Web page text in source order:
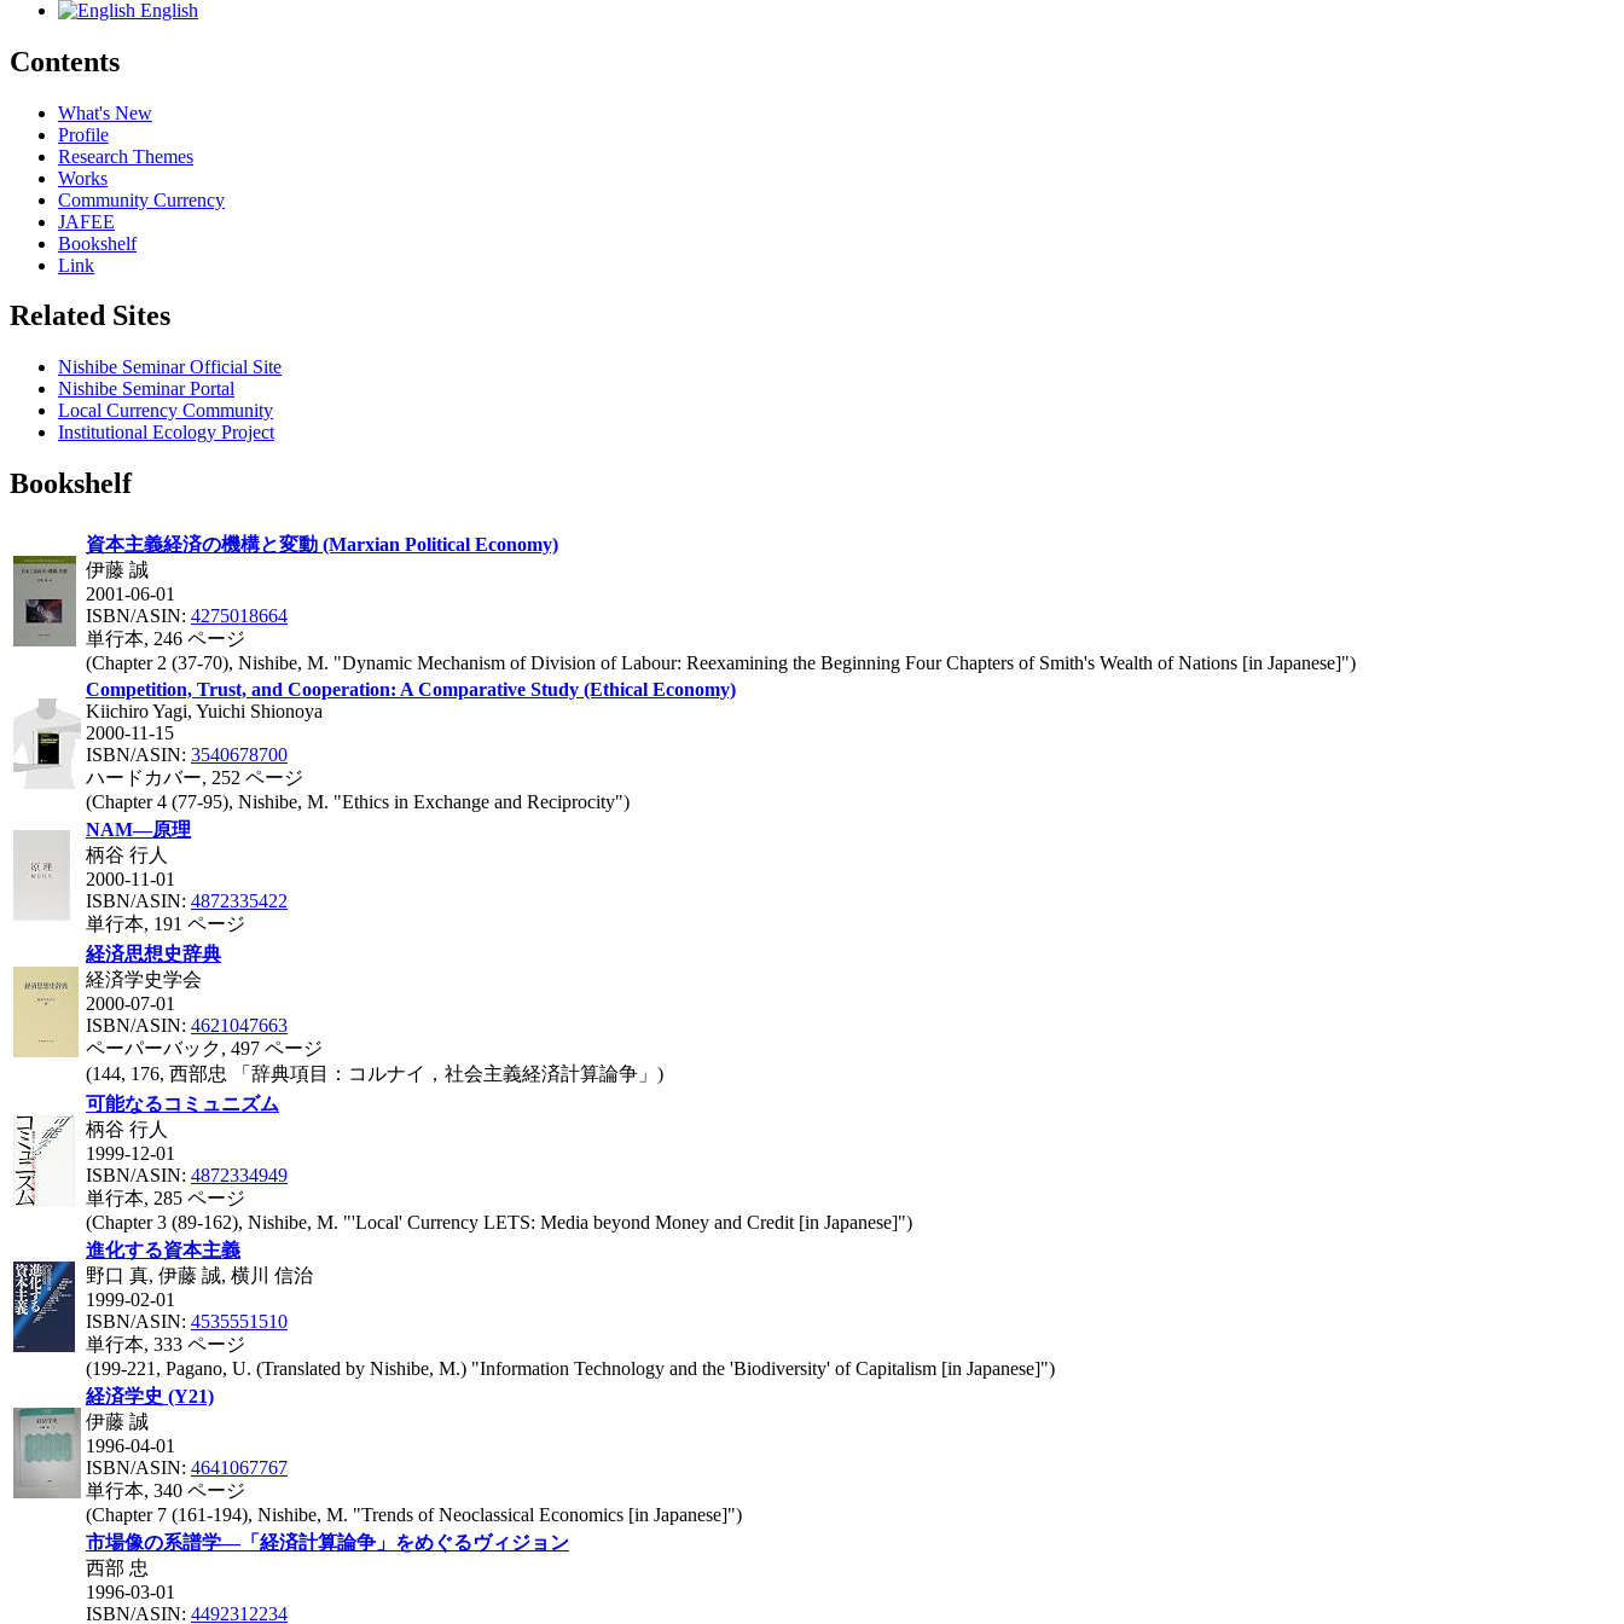
English
Contents
What's New
Profile
Research Themes
Works
Community Currency
JAFEE
Bookshelf
Link
Related Sites
Nishibe Seminar Official Site
Nishibe Seminar Portal
Local Currency Community
Institutional Ecology Project
Bookshelf
資本主義経済の機構と変動 (Marxian Political Economy)
伊藤 誠
2001-06-01
ISBN/ASIN: 4275018664
単行本, 246 ページ
(Chapter 2 (37-70), Nishibe, M. "Dynamic Mechanism of Division of Labour: Reexamining the Beginning Four Chapters of Smith's Wealth of Nations [in Japanese]")
Competition, Trust, and Cooperation: A Comparative Study (Ethical Economy)
Kiichiro Yagi, Yuichi Shionoya
2000-11-15
ISBN/ASIN: 3540678700
ハードカバー, 252 ページ
(Chapter 4 (77-95), Nishibe, M. "Ethics in Exchange and Reciprocity")
NAM―原理
柄谷 行人
2000-11-01
ISBN/ASIN: 4872335422
単行本, 191 ページ
経済思想史辞典
経済学史学会
2000-07-01
ISBN/ASIN: 4621047663
ペーパーバック, 497 ページ
(144, 176, 西部忠 「辞典項目：コルナイ，社会主義経済計算論争」)
可能なるコミュニズム
柄谷 行人
1999-12-01
ISBN/ASIN: 4872334949
単行本, 285 ページ
(Chapter 3 (89-162), Nishibe, M. "'Local' Currency LETS: Media beyond Money and Credit [in Japanese]")
進化する資本主義
野口 真, 伊藤 誠, 横川 信治
1999-02-01
ISBN/ASIN: 4535551510
単行本, 333 ページ
(199-221, Pagano, U. (Translated by Nishibe, M.) "Information Technology and the 'Biodiversity' of Capitalism [in Japanese]")
経済学史 (Y21)
伊藤 誠
1996-04-01
ISBN/ASIN: 4641067767
単行本, 340 ページ
(Chapter 7 (161-194), Nishibe, M. "Trends of Neoclassical Economics [in Japanese]")
市場像の系譜学―「経済計算論争」をめぐるヴィジョン
西部 忠
1996-03-01
ISBN/ASIN: 4492312234